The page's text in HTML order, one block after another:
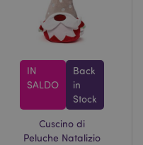
IN
SALDO
Back
in
Stock
Cuscino di
Peluche Natalizio